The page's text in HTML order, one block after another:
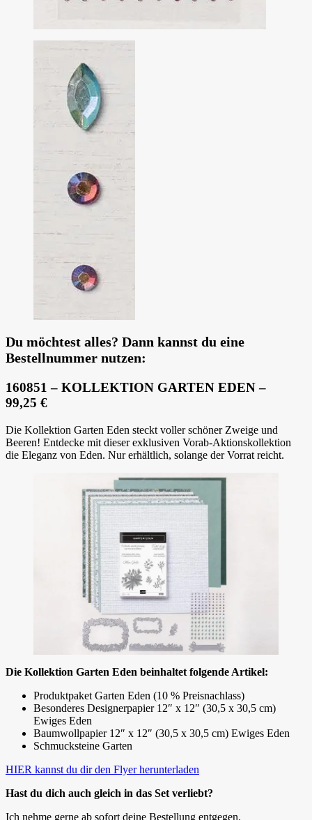
Du möchtest alles? Dann kannst du eine
Bestellnummer nutzen:
160851 – KOLLEKTION GARTEN EDEN –
99,25 €
Die Kollektion Garten Eden steckt voller schöner Zweige und
Beeren! Entdecke mit dieser exklusiven Vorab-Aktionskollektion
die Eleganz von Eden. Nur erhältlich, solange der Vorrat reicht.
Die Kollektion Garten Eden beinhaltet folgende Artikel:
Produktpaket Garten Eden (10 % Preisnachlass)
Besonderes Designerpapier 12″ x 12″ (30,5 x 30,5 cm)
Ewiges Eden
Baumwollpapier 12″ x 12″ (30,5 x 30,5 cm) Ewiges Eden
Schmucksteine Garten
HIER kannst du dir den Flyer herunterladen
Hast du dich auch gleich in das Set verliebt?
Ich nehme gerne ab sofort deine Bestellung entgegen.